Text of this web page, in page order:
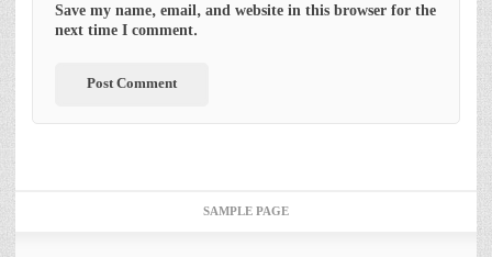
Save my name, email, and website in this browser for the
next time I comment.
SAMPLE PAGE